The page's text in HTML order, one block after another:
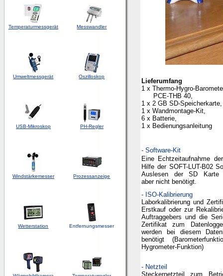
Temperaturmessgerät Messwandler
Umweltmessgerät Oszilloskop
USB-Mikroskop PH-Regler
Windstärkemesser Prozessanzeige
Wetterstation Entfernungsmesser
Lieferumfang
1 x Thermo-Hygro-
PCE-THB 40,
1 x 2 GB SD-
1 x Wandmontage-Kit,
6 x Batterie,
1 x Bedienungsanleitung
- Software-Kit
Eine Echtzeitaufnahme
Hilfe der SOFT-LUT-B02
Auslesen der SD
aber nicht benötigt.
- ISO-Kalibrierung
Laborkalibrierung und
Erstkauf oder zur
Auftraggebers und die
Zertifikat zum
werden bei diesem
benötigt
Hygrometer-Funktion)
- Netzteil
Steckernetzteil zum